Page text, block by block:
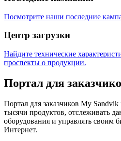
Посмотрите наши последние
Центр загрузки
Найдите технические
проспекты о продукции.
Портал для
Портал для заказчиков My Sandvik
тысячи продуктов, отслеживать
оборудования и управлять своим
Интернет.